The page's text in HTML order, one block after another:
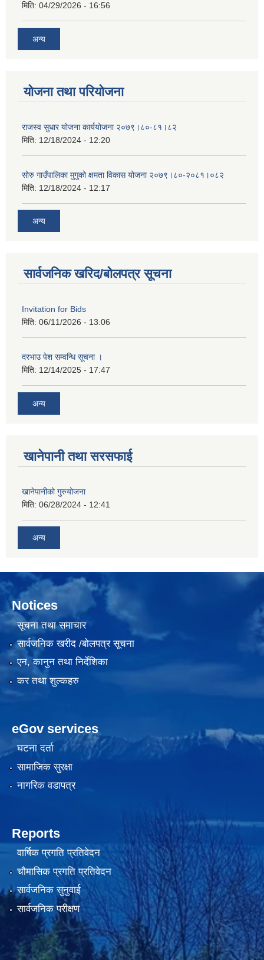
मिति: 04/29/2026 - 16:56
अन्य
योजना तथा परियोजना
राजस्व सुधार योजना कार्ययोजना २०७९।८०-८१।८२
मिति: 12/18/2024 - 12:20
सोरु गाउँपालिका मुगुको क्षमता विकास योजना २०७९।८०-२०८१।०८२
मिति: 12/18/2024 - 12:17
अन्य
सार्वजनिक खरिद/बोलपत्र सूचना
Invitation for Bids
मिति: 06/11/2026 - 13:06
दरभाउ पेश सम्वन्धि सूचना ।
मिति: 12/14/2025 - 17:47
अन्य
खानेपानी तथा सरसफाई
खानेपानीको गुरुयोजना
मिति: 06/28/2024 - 12:41
अन्य
Notices
सूचना तथा समाचार
सार्वजनिक खरीद /बोलपत्र सूचना
एन, कानुन तथा निर्देशिका
कर तथा शुल्कहरु
eGov services
घटना दर्ता
सामाजिक सुरक्षा
नागरिक वडापत्र
Reports
वार्षिक प्रगति प्रतिवेदन
चौमासिक प्रगति प्रतिवेदन
सार्वजनिक सुनुवाई
सार्वजनिक परीक्षण